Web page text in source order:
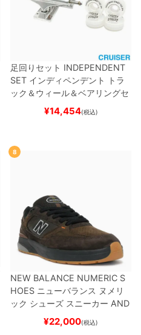
足回りセット INDEPENDENT
SET インディペンデント
トラ
ック＆ウィール＆ベアリングセ
（クルーザー用）
ボード スケボー
¥14,454(税込)
8
NEW BALANCE NUMERIC S
HOES ニューバランス ヌメリ
ック シューズ スニーカー AND
REW REYNOLDS 933
BROWN/BLACKスケート
¥22,000(税込)